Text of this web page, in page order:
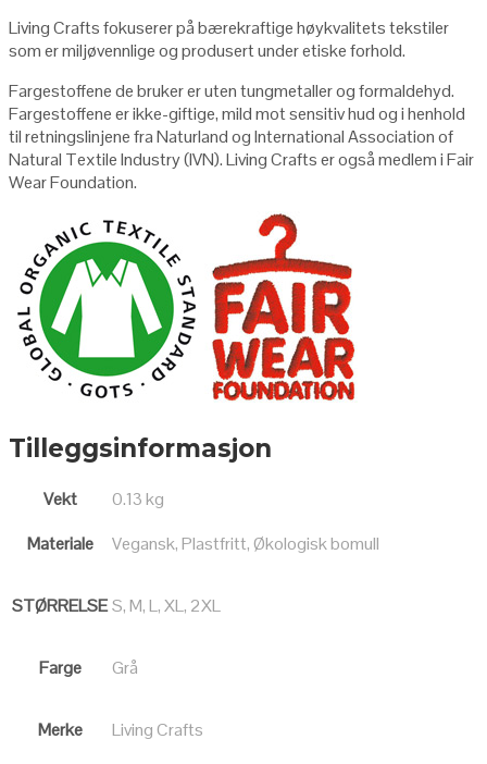
Living Crafts fokuserer på bærekraftige høykvalitets tekstiler
som er miljøvennlige og produsert under etiske forhold.
Fargestoffene de bruker er uten tungmetaller og formaldehyd.
Fargestoffene er ikke-giftige, mild mot sensitiv hud og i henhold
til retningslinjene fra Naturland og International Association of
Natural Textile Industry (IVN). Living Crafts er også medlem i Fair
Wear Foundation.
Tilleggsinformasjon
Vekt
0.13 kg
Materiale
Vegansk, Plastfritt, Økologisk bomull
STØRRELSES, M, L, XL, 2XL
Farge Grå
Merke Living Crafts